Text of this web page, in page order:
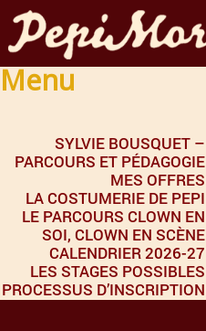
Menu
SYLVIE BOUSQUET –
PARCOURS ET PÉDAGOGIE
MES OFFRES
LA COSTUMERIE DE PEPI
LE PARCOURS CLOWN EN
SOI, CLOWN EN SCÈNE
CALENDRIER 2026-27
LES STAGES POSSIBLES
PROCESSUS D’INSCRIPTION